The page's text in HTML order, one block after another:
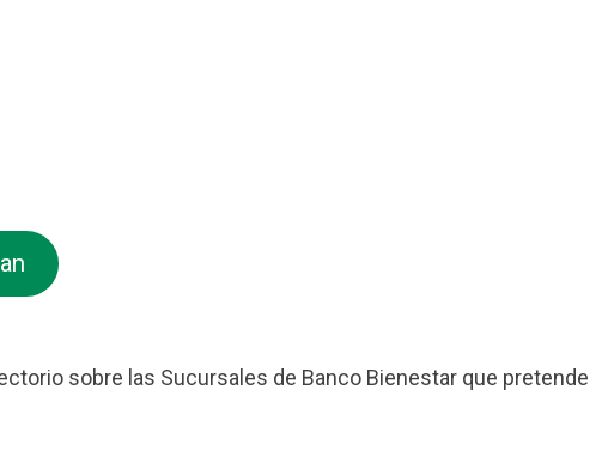
sobre las Sucursales de Banco Bienestar que pretende